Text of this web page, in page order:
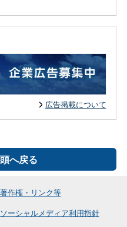
広告掲載について
へ戻る
著作権・リンク等
ソーシャルメディア利用指針